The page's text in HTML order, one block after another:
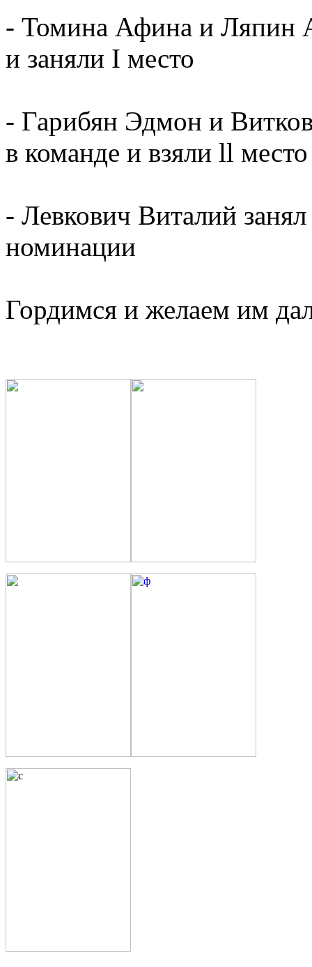
- Томина Афина и Ляпин
и заняли I место
- Гарибян Эдмон и
в команде и взяли ll место
- Левкович Виталий
номинации
Гордимся и желаем им